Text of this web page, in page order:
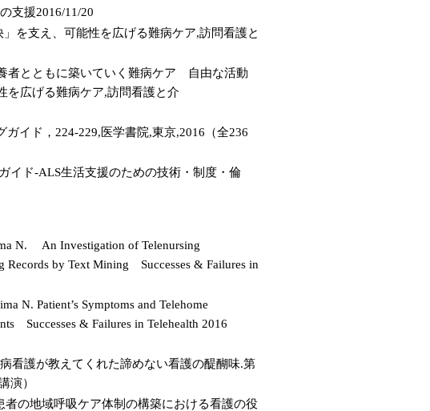
支援2016/11/20
支え、可能性を広げる難病ケア,訪問看護と
者とともに築いていく難病ケア 自由な活動
広げる難病ケア,訪問看護と介
イド，224-229,医学書院,東京,2016（全236
イド-ALS生活支援のための技術・制度・倫
N. An Investigation of Telenursing
Records by Text Mining Successes & Failures in
N. Patient’s Symptoms and Telehome
Successes & Failures in Telehealth 2016
看護が教えてくれた諦めない看護の醍醐味.第
演）
の地域呼吸ケア体制の構築における看護の役